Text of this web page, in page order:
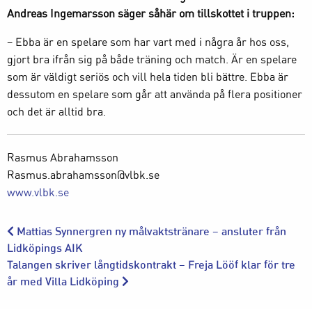
Andreas Ingemarsson säger såhär om tillskottet i truppen:
– Ebba är en spelare som har vart med i några år hos oss,
gjort bra ifrån sig på både träning och match. Är en spelare
som är väldigt seriös och vill hela tiden bli bättre. Ebba är
dessutom en spelare som går att använda på flera positioner
och det är alltid bra.
Rasmus Abrahamsson
Rasmus.abrahamsson@vlbk.se
www.vlbk.se
Mattias Synnergren ny målvaktstränare – ansluter från
Lidköpings AIK
Talangen skriver långtidskontrakt – Freja Lööf klar för tre
år med Villa Lidköping